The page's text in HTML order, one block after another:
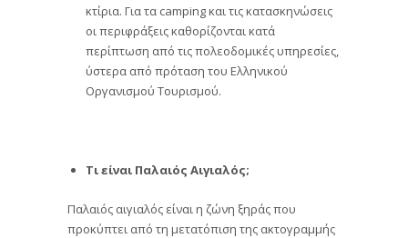
κτίρια. Για τα camping και τις κατασκηνώσεις
οι περιφράξεις καθορίζονται κατά
περίπτωση από τις πολεοδομικές υπηρεσίες,
ύστερα από πρόταση του Ελληνικού
Οργανισμού Τουρισμού.
Τι είναι Παλαιός Αιγιαλός;
Παλαιός αιγιαλός είναι η ζώνη ξηράς που
προκύπτει από τη μετατόπιση της ακτογραμμής